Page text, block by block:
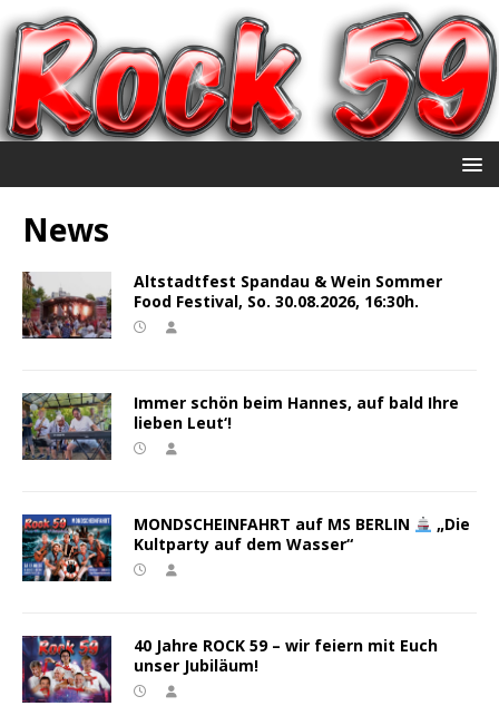
News
Altstadtfest Spandau & Wein Sommer
Food Festival, So. 30.08.2026, 16:30h.
Immer schön beim Hannes, auf bald Ihre
lieben Leut‘!
MONDSCHEINFAHRT auf MS BERLIN
„Die
Kultparty auf dem Wasser“
40 Jahre ROCK 59 – wir feiern mit Euch
unser Jubiläum!